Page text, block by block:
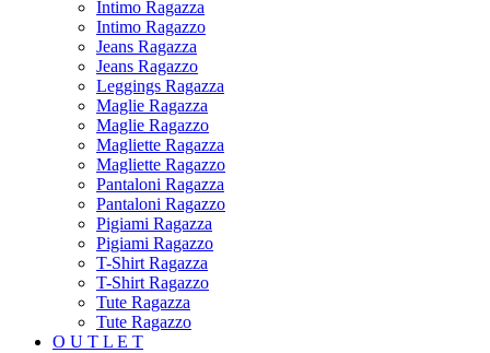
Intimo Ragazza
Intimo Ragazzo
Jeans Ragazza
Jeans Ragazzo
Leggings Ragazza
Maglie Ragazza
Maglie Ragazzo
Magliette Ragazza
Magliette Ragazzo
Pantaloni Ragazza
Pantaloni Ragazzo
Pigiami Ragazza
Pigiami Ragazzo
T-Shirt Ragazza
T-Shirt Ragazzo
Tute Ragazza
Tute Ragazzo
O U T L E T